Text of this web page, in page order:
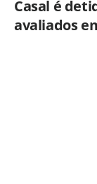
Casal é
avaliados